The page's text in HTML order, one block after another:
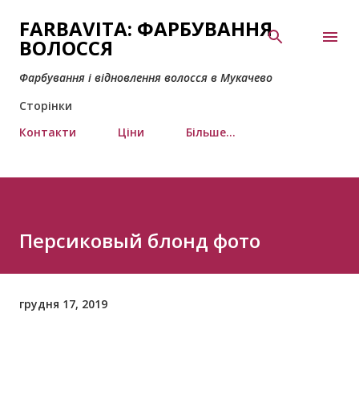
Перейти до основного вмісту
FARBAVITA: ФАРБУВАННЯ
ВОЛОССЯ
Фарбування і відновлення волосся в Мукачево
Сторінки
Контакти
Ціни Більше…
Персиковый блонд фото
грудня 17, 2019